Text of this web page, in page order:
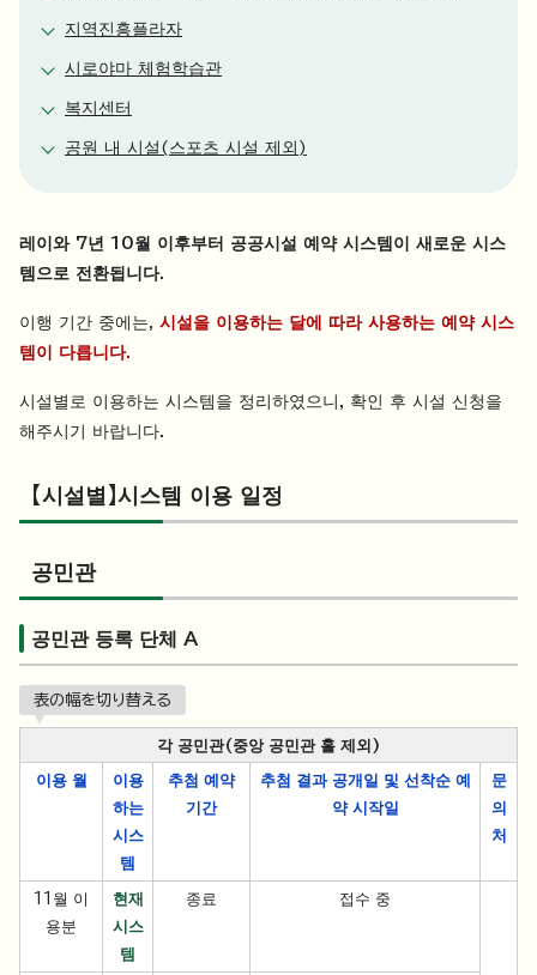
지역진흥플라자
시로야마 체험학습관
복지센터
공원 내 시설(스포츠 시설 제외)
레이와 7년 10월 이후부터 공공시설 예약 시스템이 새로운 시스
템으로 전환됩니다.
이행 기간 중에는, 시설을 이용하는 달에 따라 사용하는 예약 시스
템이 다릅니다.
시설별로 이용하는 시스템을 정리하였으니, 확인 후 시설 신청을
해주시기 바랍니다.
【시설별】시스템 이용 일정
공민관
공민관 등록 단체 A
表の幅を切り替える
각 공민관(중앙 공민관 홀 제외)
이용 월
이용
하는
시스
템
추첨 예약
기간
추첨 결과 공개일 및 선착순 예
약 시작일
문
의
처
11월 이
용분
현재
시스
템
종료 접수 중